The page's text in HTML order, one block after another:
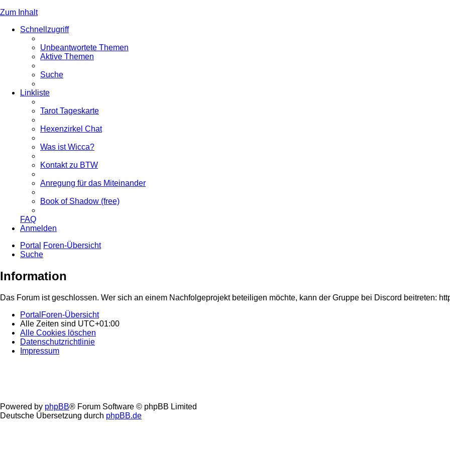
Zum Inhalt
Schnellzugriff
Unbeantwortete Themen
Aktive Themen
Suche
Linkliste
Tarot Tageskarte
Hexenzirkel Chat
Was ist Wicca?
Kontakt zu BTW
Anregung für das Miteinander
Book of Shadow (free)
FAQ
Anmelden
Portal
Foren-Übersicht
Suche
Information
Das Forum ist geschlossen. Wer sich an einem Nachfolgeprojekt beteiligen möchte, kann der Gruppe bei Discord beitreten:
Portal Foren-Übersicht
Alle Zeiten sind UTC+01:00
Alle Cookies löschen
Datenschutzrichtlinie
Impressum
Powered by phpBB® Forum Software © phpBB Limited
Deutsche Übersetzung durch phpBB.de